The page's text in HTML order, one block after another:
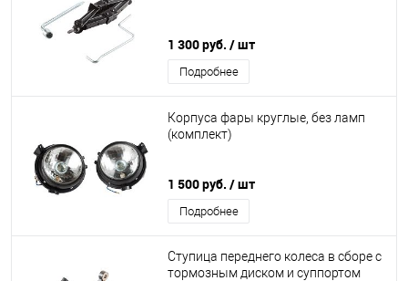
1 300 руб. / шт
Подробнее
Корпуса фары круглые, без ламп
(комплект)
1 500 руб. / шт
Подробнее
Ступица переднего колеса в сборе с
тормозным диском и суппортом